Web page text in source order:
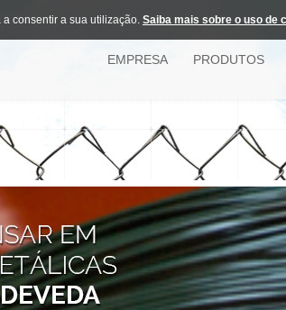
EMPRESA PRODUTOS
a consentir a sua utilização. Saiba mais sobre o uso de